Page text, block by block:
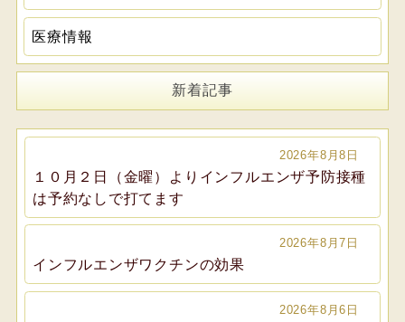
医療情報
新着記事
2026年8月8日
１０月２日（金曜）よりインフルエンザ予防接種
は予約なしで打てます
2026年8月7日
インフルエンザワクチンの効果
2026年8月6日